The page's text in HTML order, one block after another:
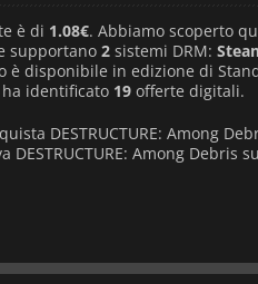
è di 1.08€. Abbiamo scoperto
supportano 2 sistemi DRM:
è disponibile in edizione di
identificato 19 offerte digitali.
DESTRUCTURE: Among
DESTRUCTURE: Among Debris